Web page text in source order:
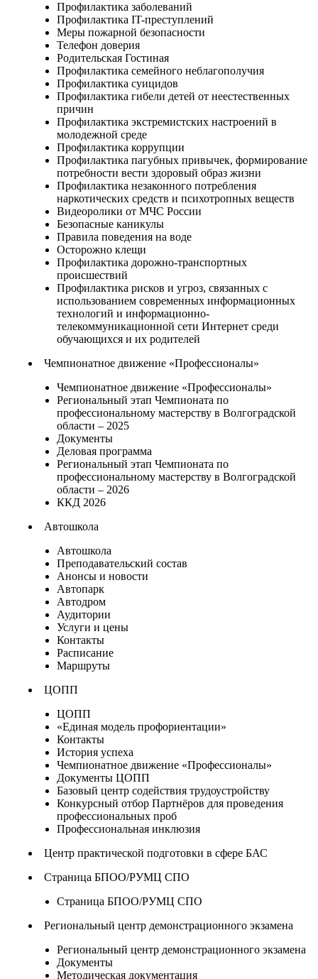
Профилактика заболеваний
Профилактика IT-преступлений
Меры пожарной безопасности
Телефон доверия
Родительская Гостиная
Профилактика семейного неблагополучия
Профилактика суицидов
Профилактика гибели детей от неестественных
причин
Профилактика экстремистских настроений в
молодежной среде
Профилактика коррупции
Профилактика пагубных привычек, формирование
потребности вести здоровый образ жизни
Профилактика незаконного потребления
наркотических средств и психотропных веществ
Видеоролики от МЧС России
Безопасные каникулы
Правила поведения на воде
Осторожно клещи
Профилактика дорожно-транспортных
происшествий
Профилактика рисков и угроз, связанных с
использованием современных информационных
технологий и информационно-
телекоммуникационной сети Интернет среди
обучающихся и их родителей
Чемпионатное движение «Профессионалы»
Чемпионатное движение «Профессионалы»
Региональный этап Чемпионата по
профессиональному мастерству в Волгоградской
области – 2025
Документы
Деловая программа
Региональный этап Чемпионата по
профессиональному мастерству в Волгоградской
области – 2026
ККД 2026
Автошкола
Автошкола
Преподавательский состав
Анонсы и новости
Автопарк
Автодром
Аудитории
Услуги и цены
Контакты
Расписание
Маршруты
ЦОПП
ЦОПП
«Единая модель профориентации»
Контакты
История успеха
Чемпионатное движение «Профессионалы»
Документы ЦОПП
Базовый центр содействия трудоустройству
Конкурсный отбор Партнёров для проведения
профессиональных проб
Профессиональная инклюзия
Центр практической подготовки в сфере БАС
Страница БПОО/РУМЦ СПО
Страница БПОО/РУМЦ СПО
Региональный центр демонстрационного экзамена
Региональный центр демонстрационного экзамена
Документы
Методическая документация